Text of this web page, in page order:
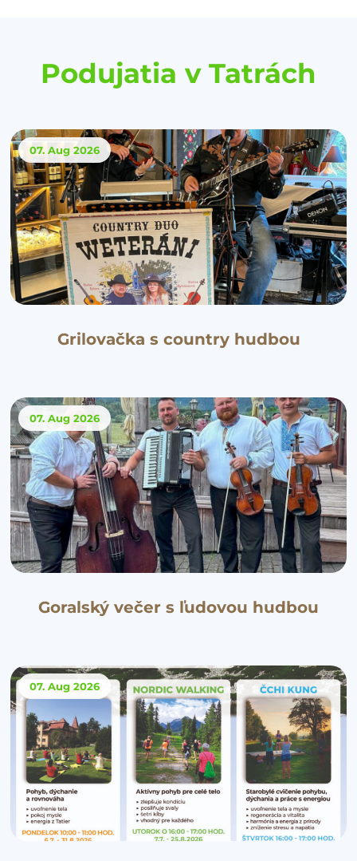
Podujatia v Tatrách
07. Aug 2026
Grilovačka s country hudbou
07. Aug 2026
Goralský večer s ľudovou hudbou
07. Aug 2026